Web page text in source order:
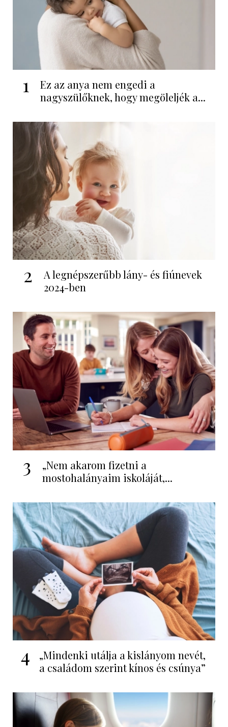
1
Ez az anya nem engedi a
nagyszülőknek, hogy megöleljék a...
2
A legnépszerűbb lány- és fiúnevek
2024-ben
3
„Nem akarom fizetni a
mostohalányaim iskoláját,...
4
„Mindenki utálja a kislányom nevét,
a családom szerint kínos és csúnya”